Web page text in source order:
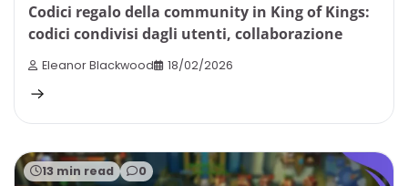
Codici regalo della community in King of Kings:
codici condivisi dagli utenti, collaborazione
Eleanor Blackwood 18/02/2026
13 min read 0